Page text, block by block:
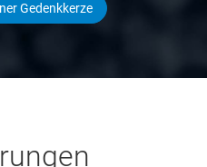
Gedenkkerze